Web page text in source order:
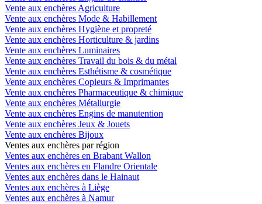
Vente aux enchères Agriculture
Vente aux enchères Mode & Habillement
Vente aux enchères Hygiène et propreté
Vente aux enchères Horticulture & jardins
Vente aux enchères Luminaires
Vente aux enchères Travail du bois & du métal
Vente aux enchères Esthétisme & cosmétique
Vente aux enchères Copieurs & Imprimantes
Vente aux enchères Pharmaceutique & chimique
Vente aux enchères Métallurgie
Vente aux enchères Engins de manutention
Vente aux enchères Jeux & Jouets
Vente aux enchères Bijoux
Ventes aux enchères par région
Ventes aux enchères en Brabant Wallon
Ventes aux enchères en Flandre Orientale
Ventes aux enchères dans le Hainaut
Ventes aux enchères à Liège
Ventes aux enchères à Namur